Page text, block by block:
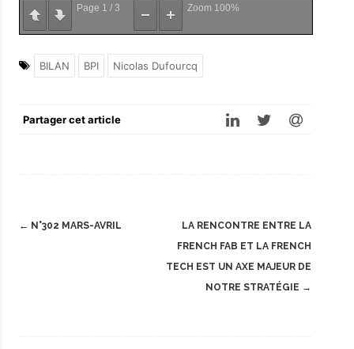
Page 1 / 3 Zoom 100%
BILAN BPI Nicolas Dufourcq
Partager cet article
Post
← N°302 MARS-AVRIL
LA RENCONTRE ENTRE LA
FRENCH FAB ET LA FRENCH
TECH EST UN AXE MAJEUR DE
NOTRE STRATÉGIE →